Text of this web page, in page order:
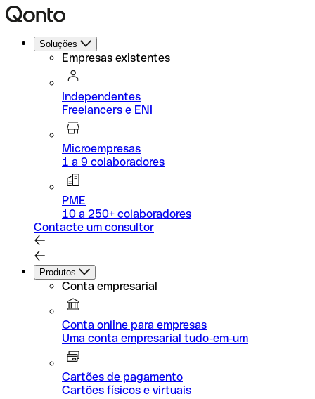
Soluções
Empresas existentes
Independentes
Freelancers e ENI
Microempresas
1 a 9 colaboradores
PME
10 a 250+ colaboradores
Contacte um consultor
Produtos
Conta empresarial
Conta online para empresas
Uma conta empresarial tudo-em-um
Cartões de pagamento
Cartões físicos e virtuais